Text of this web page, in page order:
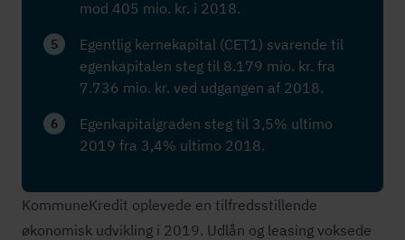
mod 405 mio. kr. i 2018.
5
Egentlig kernekapital (CET1) svarende til
egenkapitalen steg til 8.179 mio. kr. fra
7.736 mio. kr. ved udgangen af 2018.
6
Egen­ka­pi­tal­gra­den steg til 3,5% ultimo
2019 fra 3,4% ultimo 2018.
KommuneKredit oplevede en til­freds­stil­len­de
økonomisk udvikling i 2019. Udlån og leasing voksede